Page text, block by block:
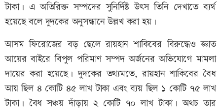
টাকা। এ অতিরিক্ত সম্পদের সুনির্দিষ্ট উৎস তিনি দেখাতে ব্যর্থ
হয়‌ে‌ছে বলে দুদ‌কের অনুসন্ধা‌নে উল্লখ করা হয়।
আসম ফিরোজের বড় ছেলে রায়হান শাকিবের বিরুদ্ধেও জ্ঞাত
আয়ের বাইরে বিপুল পরিমাণ সম্পদ অর্জনের অভিযোগে মামলা
দায়ের করা হয়েছে। দুদকের তথ্যমতে, রায়হান শাকিবের বৈধ
আয় ছিল ৪ কোটি ৪৫ লাখ টাকা এবং ব্যয় ছিল ১ কোটি ৭৫ লাখ
টাকা। বৈধ সঞ্চয় দাঁড়ায় ২ কোটি ৭০ লাখ টাকা। অথচ তার